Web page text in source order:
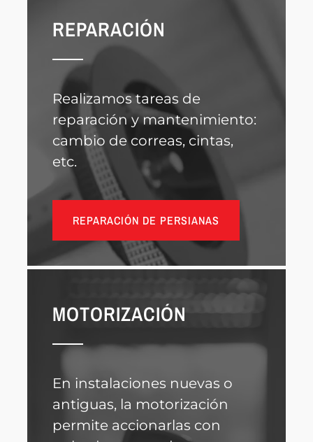
REPARACIÓN
Realizamos tareas de
reparación y mantenimiento:
cambio de correas, cintas,
etc.
REPARACIÓN DE PERSIANAS
MOTORIZACIÓN
En instalaciones nuevas o
antiguas, la motorización
permite accionarlas con